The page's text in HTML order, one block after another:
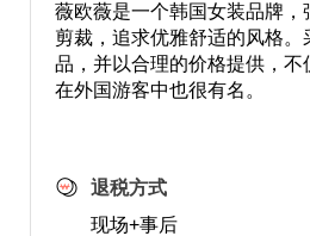
薇欧薇是一个韩国女装品牌，
剪裁，追求优雅舒适的风格
品，并以合理的价格提供，不
在外国游客中也很有名。
退税方式
现场+事后